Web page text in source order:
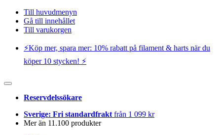
Till huvudmenyn
Gå till innehållet
Till varukorgen
⚡️Köp mer, spara mer: 10% rabatt på filament & harts när du
köper 10 stycken! ⚡️
Reservdelssökare
Sverige: Fri standardfrakt från 1 099 kr
Mer än 11.100 produkter